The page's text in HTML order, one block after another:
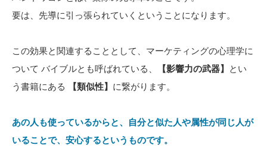
要は、先導に引っ張られていくということになります。
この効果と関連することとして、マーケティングの心理学に
ついて バイブルとも呼ばれている、
【影響力の武器】
とい
う書籍にある
【類似性】 に繋がります。
あの人も使っているからと、自分と似た人や属性が同じ人が
いることで、安心するというものです。